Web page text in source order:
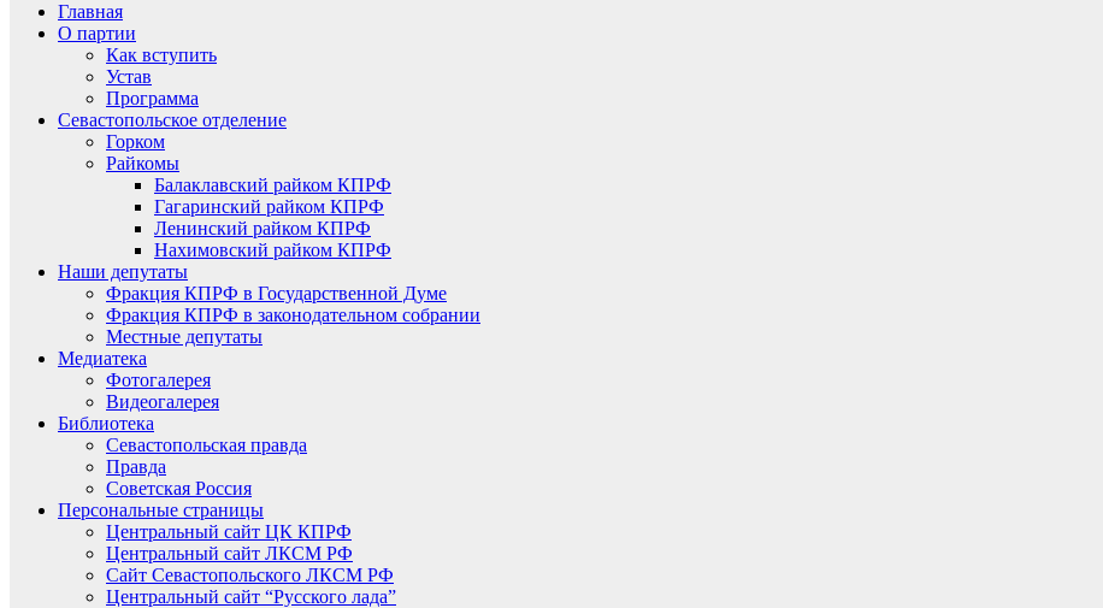
Главная
О партии
Как вступить
Устав
Программа
Севастопольское отделение
Горком
Райкомы
Балаклавский райком КПРФ
Гагаринский райком КПРФ
Ленинский райком КПРФ
Нахимовский райком КПРФ
Наши депутаты
Фракция КПРФ в Государственной Думе
Фракция КПРФ в законодательном собрании
Местные депутаты
Медиатека
Фотогалерея
Видеогалерея
Библиотека
Севастопольская правда
Правда
Советская Россия
Персональные страницы
Центральный сайт ЦК КПРФ
Центральный сайт ЛКСМ РФ
Сайт Севастопольского ЛКСМ РФ
Центральный сайт “Русского лада”